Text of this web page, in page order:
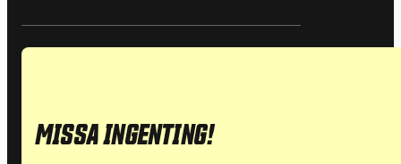
MISSA INGENTING!